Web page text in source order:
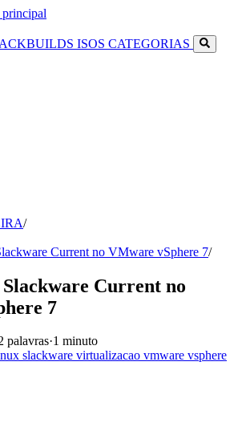
principal
ISOS CATEGORIAS
/
Current no VMware vSphere 7/
Current no
7
palavras·1 minuto
slackware virtualizacao vmware vsphere